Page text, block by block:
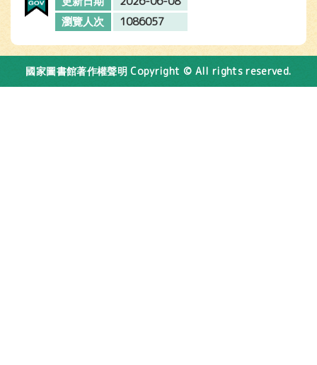
瀏覽人次 1086057
國家圖書館著作權聲明 Copyright © All rights reserved.